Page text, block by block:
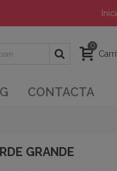
0
CONTACTA
GRANDE